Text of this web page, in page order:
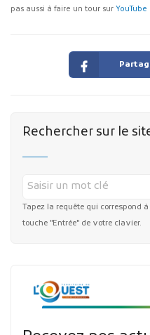
pas aussi à faire un tour sur YouTube
Rechercher sur le
Tapez la requête qui correspond
touche "Entrée" de votre clavier.